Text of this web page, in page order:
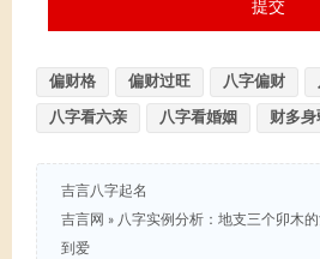
偏财格 偏财过旺 八字偏财
八字看六亲 八字看婚姻 财多身
吉言八字起名
吉言网 » 八字实例分析：地支三个卯木
到爱